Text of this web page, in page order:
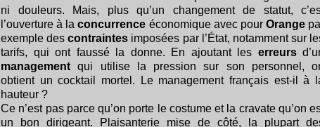
ni douleurs. Mais, plus qu’un changement de statut,
l’ouverture à laconcurrence économique avec pour Orange
exemple descontraintes imposées par l’État, notamment sur
tarifs, qui ont faussé la donne. En ajoutant les erreurs
management qui utilise la pression sur son personnel,
obtient un cocktail mortel. Le management français est-il à
hauteur ?
Ce n’est pas parce qu’on porte le costume et la cravate qu’on
un bon dirigeant. Plaisanterie mise de côté, la plupart